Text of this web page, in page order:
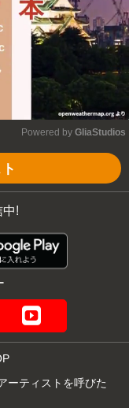
Powered by GliaStudios
!
ーティストを呼びた